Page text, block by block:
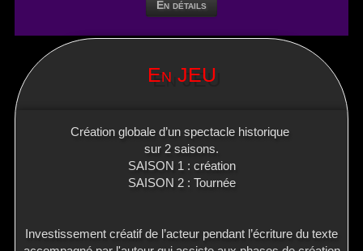
En détails
En JEU
Création globale d’un spectacle historique
sur 2 saisons.
SAISON 1 : création
SAISON 2 : Tournée
Investissement créatif de l’acteur pendant l’écriture du texte